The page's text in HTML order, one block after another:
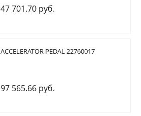
47 701.70 руб.
ACCELERATOR PEDAL 22760017
97 565.66 руб.